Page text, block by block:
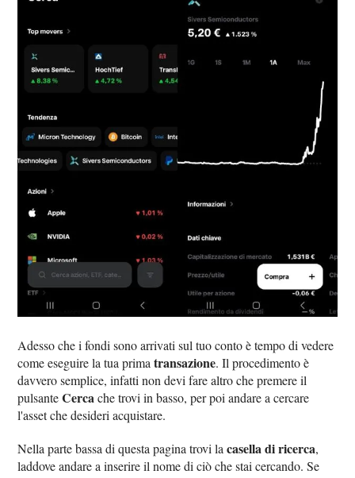
Adesso che i fondi sono arrivati sul tuo conto è tempo di vedere
come eseguire la tua primatransazione. Il procedimento è
davvero semplice, infatti non devi fare altro che premere il
pulsanteCercache trovi in basso, per poi andare a cercare
l'asset che desideri acquistare.
Nella parte bassa di questa pagina trovi lacasella di ricerca,
laddove andare a inserire il nome di ciò che stai cercando. Se